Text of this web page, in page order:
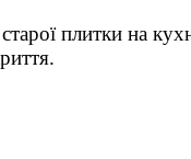
плитки на